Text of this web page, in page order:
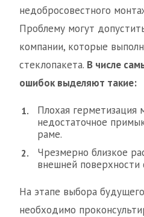
недобросовестного
Проблему могут
компании, которые
стеклопакета. В числе
ошибок выделяют такие:
Плохая герметизация
недостаточное
раме.
Чрезмерно близкое
внешней поверхности
На этапе выбора
необходимо